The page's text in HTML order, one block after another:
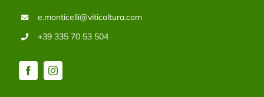
e.monticelli@viticoltura.com
+39 335 70 53 504